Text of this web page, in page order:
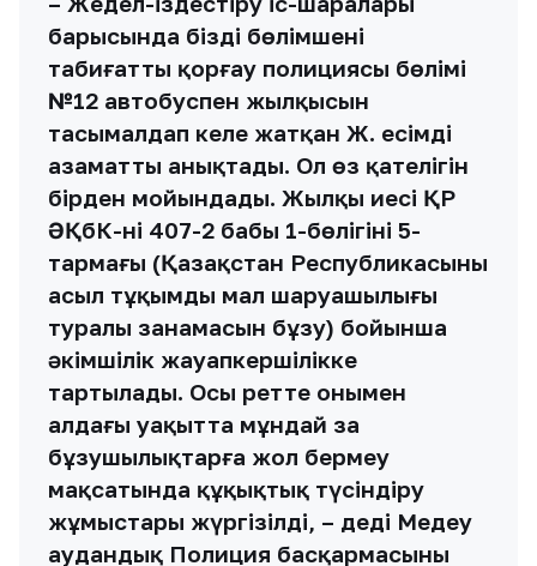
барысында біздің бөлімшенің
табиғатты қорғау полициясы бөлімі
№12 автобуспен жылқысын
тасымалдап келе жатқан Ж. есімді
азаматты анықтады. Ол өз қателігін
бірден мойындады. Жылқы иесі ҚР
ӘҚбК-нің 407-2 бабы 1-бөлігінің 5-
тармағы (Қазақстан Республикасының
асыл тұқымды мал шаруашылығы
туралы заңнамасын бұзу) бойынша
әкімшілік жауапкершілікке
тартылады. Осы ретте онымен
алдағы уақытта мұндай заң
бұзушылықтарға жол бермеу
мақсатында құқықтық түсіндіру
жұмыстары жүргізілді, – деді Медеу
аудандық Полиция басқармасының